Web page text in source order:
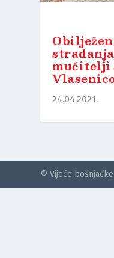
mučitelji
24.04.2021.
© Vijeće